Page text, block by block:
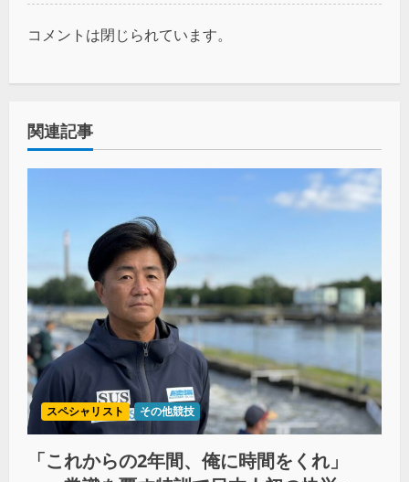
コメントは閉じられています。
関連記事
スペシャリスト その他競技
「これからの2年間、俺に時間をくれ」